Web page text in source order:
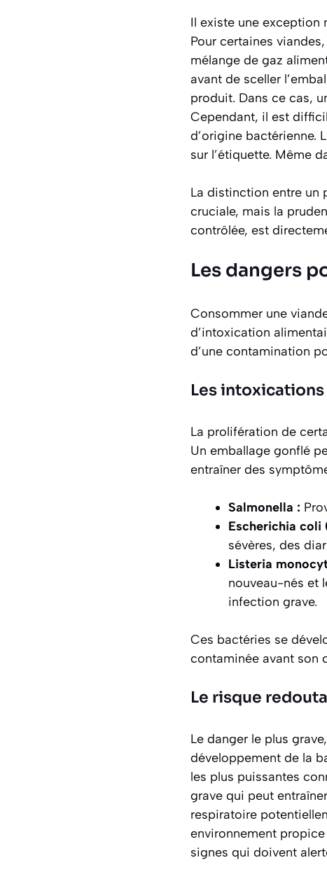
Il existe une exception
Pour certaines
mélange de gaz
avant de sceller
produit. Dans ce cas,
Cependant, il est
d’origine bactérienne.
sur l’étiquette. Même
La distinction entre un
cruciale, mais la
contrôlée, est
Les dangers
Consommer une
d’intoxication
d’une contamination
Les
La prolifération de
Un emballage gonflé
entraîner des
Salmonella :
Escherichia coli
sévères, des
Listeria
nouveau-nés et
infection grave.
Ces bactéries se
contaminée avant son
Le risque
Le danger le plus
développement de la
les plus puissantes
grave qui peut
respiratoire
environnement propice
signes qui doivent